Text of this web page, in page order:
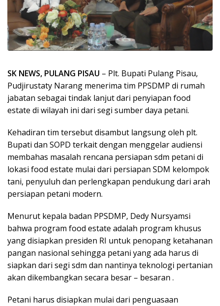
SK NEWS, PULANG PISAU – Plt. Bupati Pulang Pisau,
Pudjirustaty Narang menerima tim PPSDMP di rumah
jabatan sebagai tindak lanjut dari penyiapan food
estate di wilayah ini dari segi sumber daya petani.
Kehadiran tim tersebut disambut langsung oleh plt.
Bupati dan SOPD terkait dengan menggelar audiensi
membahas masalah rencana persiapan sdm petani di
lokasi food estate mulai dari persiapan SDM kelompok
tani, penyuluh dan perlengkapan pendukung dari arah
persiapan petani modern.
Menurut kepala badan PPSDMP, Dedy Nursyamsi
bahwa program food estate adalah program khusus
yang disiapkan presiden RI untuk penopang ketahanan
pangan nasional sehingga petani yang ada harus di
siapkan dari segi sdm dan nantinya teknologi pertanian
akan dikembangkan secara besar – besaran .
Petani harus disiapkan mulai dari penguasaan